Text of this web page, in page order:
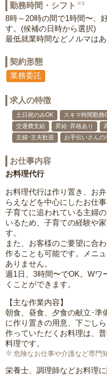
勤務時間・シフト ※3
8時～20時の間で1時間〜、
す。(候補の日時から選択)
最低就業時間などノルマはあ
契約形態
業務委託
求人の特徴
土日祝のみOK スキマ時間勤務
交通費支給
昇給･昇格あり
主婦･主夫歓迎
お手伝いさんの
お仕事内容
お料理代行
お料理代行は作り置き、お
らえなどを中心にしたお仕事
子育てに追われている主婦
いるため、子育ての経験や
す。
また、お客様のご要望に合
作ることも可能です。メニ
ありません。
週1日、3時間〜でOK。Wワ
くことができます。
【主な作業内容】
朝食、昼食、夕食の献立･準
に作り置きの用意、下ごし
作っていただくお料理は、
料理です。
危険なお仕事や介護など専門
栄養士、調理師などお料理